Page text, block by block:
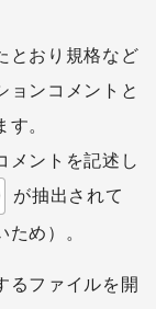
とおり規格など
ョンコメントと
。
メントを記述し
が抽出されて
め）。
るファイルを開